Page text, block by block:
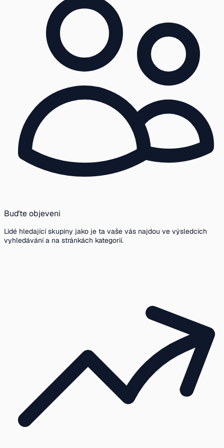
Buďte objeveni
Lidé hledající skupiny jako je ta vaše vás najdou ve výsledcích
vyhledávání a na stránkách kategorií.